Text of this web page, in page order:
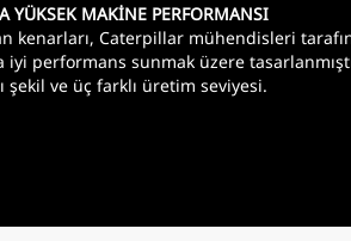
YÜKSEK MAKİNE PERFORMANSI
kenarları, Caterpillar mühendisleri
iyi performans sunmak üzere
şekil ve üç farklı üretim seviyesi.